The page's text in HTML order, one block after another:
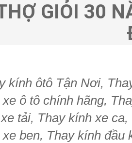
GIỎI 30
kính ôtô Tận Nơi,
ô tô chính hãng,
tải, Thay kính xe
ben, Thay kính đầu